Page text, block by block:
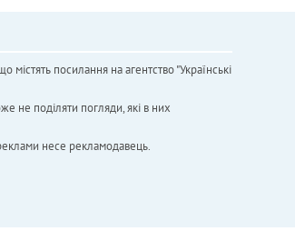
містять посилання на агентство "Українськi
не поділяти погляди, які в них
несе рекламодавець.